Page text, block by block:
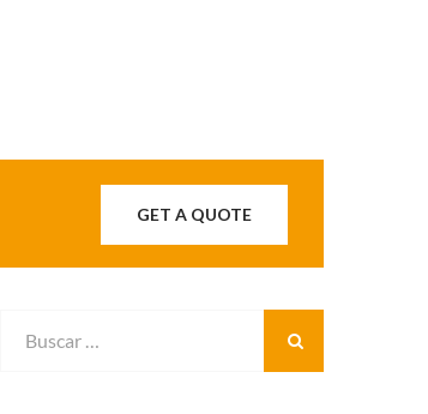
GET A QUOTE